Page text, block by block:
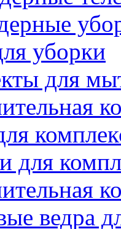
уборки
для
для
ведра